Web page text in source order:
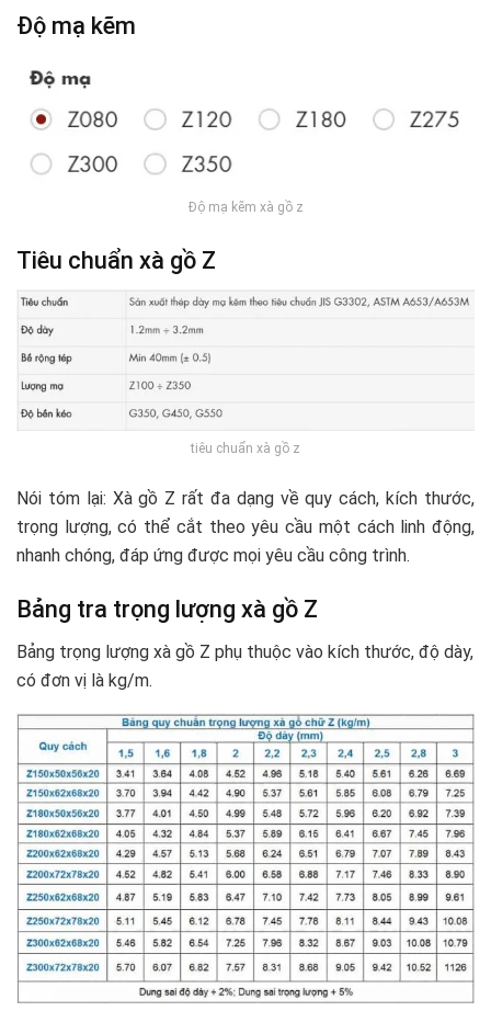
Độ mạ kẽm
Độ mạ kẽm xà gồ z
Tiêu chuẩn xà gồ Z
tiêu chuẩn xà gồ z
Nói tóm lại: Xà gồ Z rất đa dạng về quy cách, kích thước,
trọng lượng, có thể cắt theo yêu cầu một cách linh động,
nhanh chóng, đáp ứng được mọi yêu cầu công trình.
Bảng tra trọng lượng xà gồ Z
Bảng trọng lượng xà gồ Z phụ thuộc vào kích thước, độ dày,
có đơn vị là kg/m.